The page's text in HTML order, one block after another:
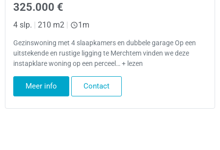
325.000 €
4 slp. | 210 m2 | 1m
Gezinswoning met 4 slaapkamers en dubbele garage Op een
uitstekende en rustige ligging te Merchtem vinden we deze
instapklare woning op een perceel… + lezen
Meer info Contact